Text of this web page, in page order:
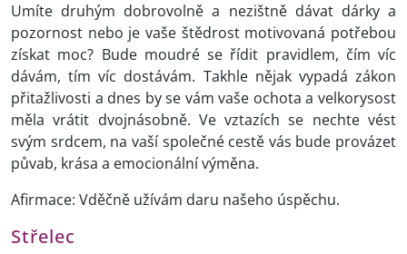
Umíte druhým dobrovolně a nezištně dávat dárky a
pozornost nebo je vaše štědrost motivovaná potřebou
získat moc? Bude moudré se řídit pravidlem, čím víc
dávám, tím víc dostávám. Takhle nějak vypadá zákon
přitažlivosti a dnes by se vám vaše ochota a velkorysost
měla vrátit dvojnásobně. Ve vztazích se nechte vést
svým srdcem, na vaší společné cestě vás bude provázet
půvab, krása a emocionální výměna.
Afirmace: Vděčně užívám daru našeho úspěchu.
Střelec